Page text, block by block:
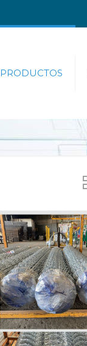
PRODUCTOS